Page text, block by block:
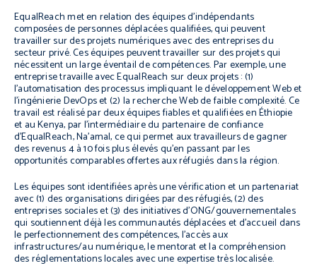
EqualReach met en relation des équipes d’indépendants
composées de personnes déplacées qualifiées, qui peuvent
travailler sur des projets numériques avec des entreprises du
secteur privé. Ces équipes peuvent travailler sur des projets qui
nécessitent un large éventail de compétences. Par exemple, une
entreprise travaille avec EqualReach sur deux projets : (1)
l’automatisation des processus impliquant le développement Web et
l’ingénierie DevOps et (2) la recherche Web de faible complexité. Ce
travail est réalisé par deux équipes fiables et qualifiées en Éthiopie
et au Kenya, par l’intermédiaire du partenaire de confiance
d’EqualReach, Na’amal, ce qui permet aux travailleurs de gagner
des revenus 4 à 10 fois plus élevés qu’en passant par les
opportunités comparables offertes aux réfugiés dans la région.
Les équipes sont identifiées après une vérification et un partenariat
avec (1) des organisations dirigées par des réfugiés, (2) des
entreprises sociales et (3) des initiatives d’ONG/gouvernementales
qui soutiennent déjà les communautés déplacées et d’accueil dans
le perfectionnement des compétences, l’accès aux
infrastructures/au numérique, le mentorat et la compréhension
des réglementations locales avec une expertise très localisée.